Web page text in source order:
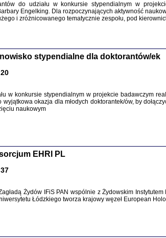
SNY
SZCZĘŚCIE
Losy kobiet
do udziału w konkursie stypendialnym w
Engelking. Dla rozpoczynających aktywność
i zróżnicowanego tematycznie zespołu, pod
stypendialne dla doktorantów/ek
w konkursie stypendialnym w projekcie badawczym
wyjątkowa okazja dla młodych doktorantek/ów, by
naukowym
EHRI PL
Żydów IFiS PAN wspólnie z Żydowskim
Łódzkiego tworza krajowy węzeł European